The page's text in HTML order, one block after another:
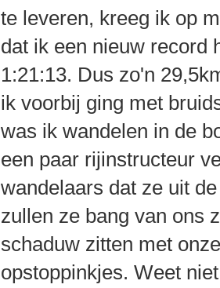
te leveren, kreeg ik op
dat ik een nieuw record
1:21:13. Dus zo'n
ik voorbij ging met
was ik wandelen in de
een paar rijinstructeur
wandelaars dat ze uit
zullen ze bang van ons
schaduw zitten met
opstoppinkjes. Weet